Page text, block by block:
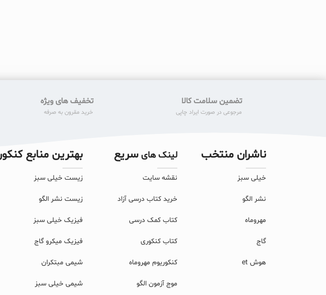
تضمین سلامت کالا
مرجوعی در صورت ایراد چاپی
تخفیف های ویژه
خرید مقرون به صرفه
ناشران منتخب
خیلی سبز
نشر الگو
مهروماه
گاج
هوش et
لینک های سریع
نقشه سایت
خرید کتاب درسی آزاد
کتاب کمک درسی
کتاب کنکوری
کنکوریوم مهروماه
موج آزمون الگو
بهترین منابع
زیست خیلی سبز
زیست نشر الگو
فیزیک خیلی سبز
فیزیک میکرو گاج
شیمی مبتکران
شیمی خیلی سبز